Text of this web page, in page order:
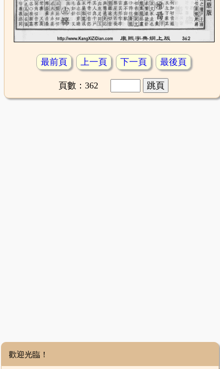
最前頁 上一頁 下一頁 最後頁
頁數：362
歡迎光臨！